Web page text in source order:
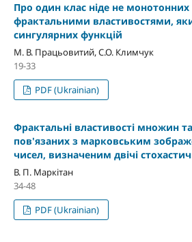
Про один клас ніде не монотонних
фрактальними властивостями,
сингулярних функцій
М. В. Працьовитий, С.О. Климчук
19-33
PDF (Ukrainian)
Фрактальні властивості множин
пов'язаних з марковським
чисел, визначеним двічі
В. П. Маркітан
34-48
PDF (Ukrainian)